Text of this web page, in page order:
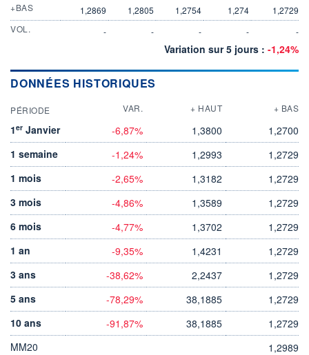
+BAS
1,2869 1,2805 1,2754 1,274
1,2729
VOL.
- - - - -
Variation sur 5 jours : -1,24%
DONNÉES HISTORIQUES
PÉRIODE VAR. + HAUT + BAS
1er Janvier -6,87% 1,3800
1,2700
1 semaine
-1,24% 1,2993
1,2729
1 mois
-2,65% 1,3182
1,2729
3 mois
-4,86% 1,3589
1,2729
6 mois
-4,77% 1,3702
1,2729
1 an
-9,35% 1,4231
1,2729
3 ans
-38,62% 2,2437
1,2729
5 ans
-78,29% 38,1885
1,2729
10 ans
-91,87% 38,1885
1,2729
MM20
1,2989